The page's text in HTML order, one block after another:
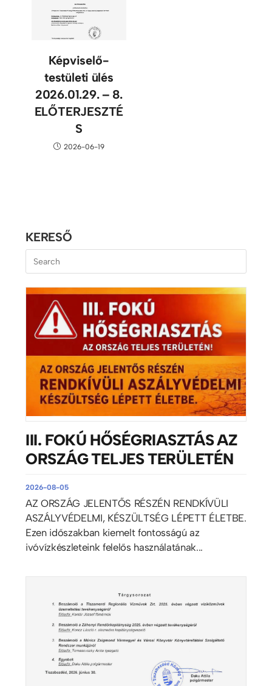
Képviselő-
testületi ülés
2026.01.29. – 8.
ELŐTERJESZTÉ
S
2026-06-19
KERESŐ
III. FOKÚ HŐSÉGRIASZTÁS AZ
ORSZÁG TELJES TERÜLETÉN
2026-08-05
AZ ORSZÁG JELENTŐS RÉSZÉN RENDKÍVÜLI
ASZÁLYVÉDELMI, KÉSZÜLTSÉG LÉPETT ÉLETBE.
Ezen időszakban kiemelt fontosságú az
ivóvízkészleteink felelős használatának...